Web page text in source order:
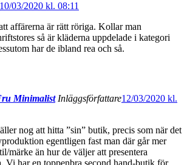
10/03/2020 kl. 08:11
affärerna är rätt röriga. Kollar man
så är kläderna uppdelade i kategori
har de ibland rea och så.
Minimalist Inläggsförfattare12/03/2020 kl.
nog att hitta ”sin” butik, precis som när det
egentligen fast man där går mer
märke än hur de väljer att presentera